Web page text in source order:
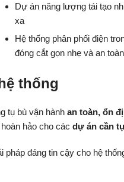
Dự án năng lượng tái tạo
xa
Hệ thống phân phối điện
đóng cắt gọn nhẹ và an toàn
thống
tụ bù vận hành an toàn, ổn
hảo cho các dự án cần
đáng tin cậy cho hệ